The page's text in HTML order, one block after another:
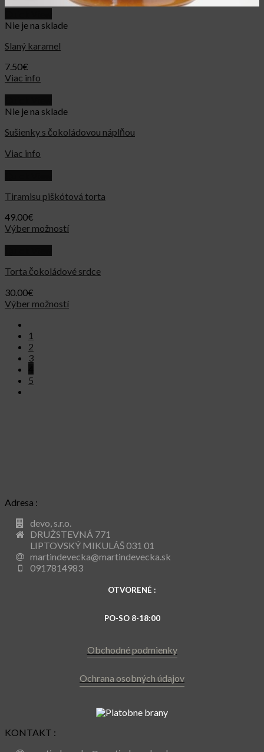
Nie je na sklade
Slaný karamel
7.50€
Viac info
Nie je na sklade
Sušienky s čokoládovou náplňou
Viac info
Tiramisu piškótová torta
49.00€
Výber možností
Torta čokoládové srdce
30.00€
Výber možností
1
2
3
5
Adresa :
devo, s.r.o.
DRUŽSTEVNÁ 771
LIPTOVSKÝ MIKULÁŠ 031 01
martindevecka@martindevecka.sk
0917814983
OTVORENÉ :
PO-SO 8-18:00
Obchodné podmienky
Ochrana osobných údajov
KONTAKT :